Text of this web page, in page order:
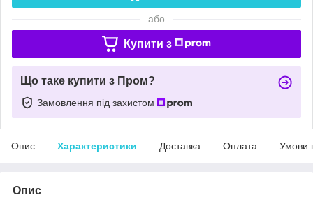
або
Купити з
Що таке купити з Пром?
Замовлення під захистом
Опис Характеристики Доставка Оплата Умови
Опис